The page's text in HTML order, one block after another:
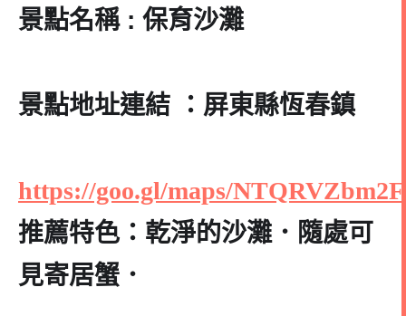
景點名稱 : 保育沙灘
景點地址連結 ：屏東縣恆春鎮
https://goo.gl/maps/
推薦特色：乾淨的沙灘．隨處可
見寄居蟹．